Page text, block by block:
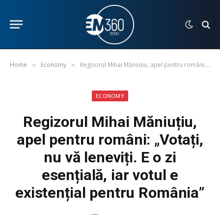
Home » Economy » Regizorul Mihai Măniuțiu, apel pentru români: „Votați, nu vă leneviți. E o zi esențială, iar votul e existențial pentru România”
ECONOMY
Regizorul Mihai Măniuțiu,
apel pentru români: „Votați,
nu vă leneviți. E o zi
esențială, iar votul e
existențial pentru România”